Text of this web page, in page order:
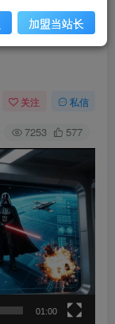
关注 私信
7253 577
01:00
加盟当站长